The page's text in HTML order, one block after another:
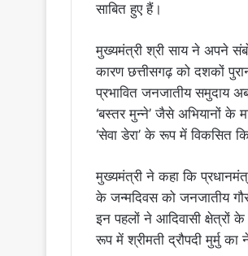
साबित हुए हैं।
मुख्यमंत्री श्री साय ने अपने
कारण छत्तीसगढ़ को दशकों
प्रभावित जनजातीय समुदाय
‘बस्तर मुन्ने’ जैसे अभियानों के
‘सेवा डेरा’ के रूप में विकसित
मुख्यमंत्री ने कहा कि
के जन्मदिवस को जनजातीय
इन पहलों ने आदिवासी क्षेत्रों
रूप में श्रीमती द्रौपदी मुर्मु